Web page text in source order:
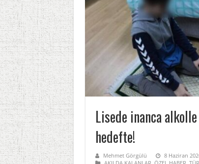
Lisede inanca
hedefte!
Mehmet Görgülü
8 Haziran